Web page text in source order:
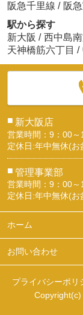
阪急千里線 / 阪
駅から探す
新大阪 / 西中島
天神橋筋六丁目 /
■ 新大阪店
営業時間：9：00～
定休日:年中無休(お
■ 管理事業部
営業時間：9：00～
定休日:年中無休(お
ホーム
お問い合わせ
プライバシーポリ